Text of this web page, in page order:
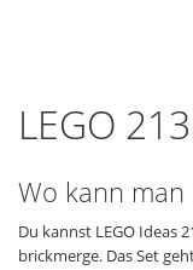
LEGO
Wo kann man
Du kannst LEGO Ideas
brickmerge. Das Set